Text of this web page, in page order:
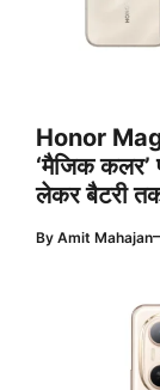
Honor
‘मैजिक
लेकर बैटरी
By Amit Mahajan